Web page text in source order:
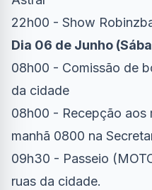
22h00 - Show
Dia 06 de Junho
08h00 - Comissão de
da cidade
08h00 - Recepção aos
manhã 0800 na
09h30 - Passeio
ruas da cidade.